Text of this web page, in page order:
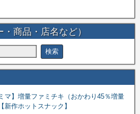
商品・店名など）
マ】増量ファミチキ（おかわり45％増量
新作ホットスナック】